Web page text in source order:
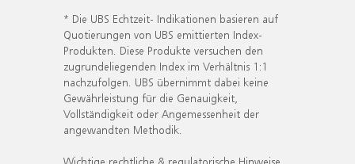
* Die UBS Echtzeit- Indikationen basieren auf
Quotierungen von UBS emittierten Index-
Produkten. Diese Produkte versuchen den
zugrundeliegenden Index im Verhältnis 1:1
nachzufolgen. UBS übernimmt dabei keine
Gewährleistung für die Genauigkeit,
Vollständigkeit oder Angemessenheit der
angewandten Methodik.